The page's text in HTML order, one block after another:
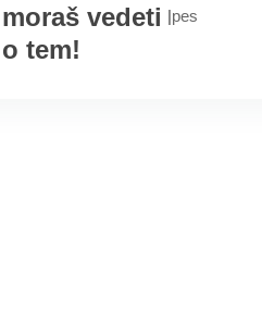
moraš vedeti
o tem!
|pes